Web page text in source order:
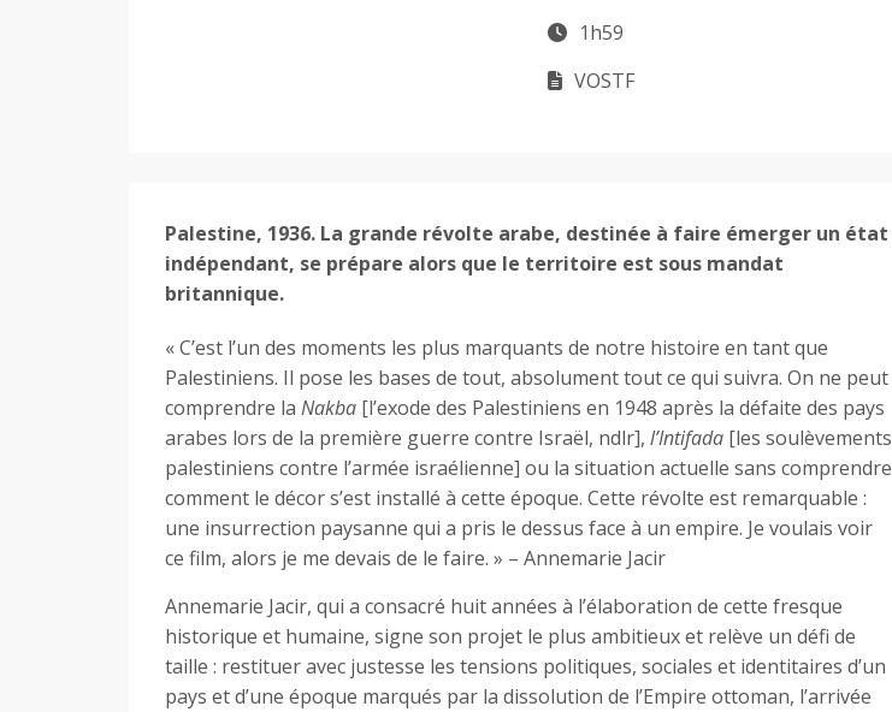
1h59
VOSTF
Palestine, 1936. La grande révolte arabe, destinée à faire émerger un état
indépendant, se prépare alors que le territoire est sous mandat
britannique.
« C’est l’un des moments les plus marquants de notre histoire en tant que
Palestiniens. Il pose les bases de tout, absolument tout ce qui suivra. On ne peut
comprendre la Nakba [l’exode des Palestiniens en 1948 après la défaite des pays
arabes lors de la première guerre contre Israël, ndlr], l’Intifada [les soulèvements
palestiniens contre l’armée israélienne] ou la situation actuelle sans comprendre
comment le décor s’est installé à cette époque. Cette révolte est remarquable :
une insurrection paysanne qui a pris le dessus face à un empire. Je voulais voir
ce film, alors je me devais de le faire. » – Annemarie Jacir
Annemarie Jacir, qui a consacré huit années à l’élaboration de cette fresque
historique et humaine, signe son projet le plus ambitieux et relève un défi de
taille : restituer avec justesse les tensions politiques, sociales et identitaires d’un
pays et d’une époque marqués par la dissolution de l’Empire ottoman, l’arrivée